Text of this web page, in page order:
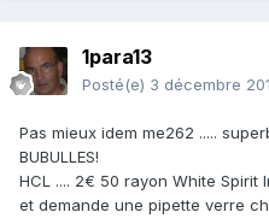
1para13
Posté(e) 3 décembre
Pas mieux idem me262 .....
BUBULLES!
HCL .... 2€ 50 rayon White Spirit
et demande une pipette verre